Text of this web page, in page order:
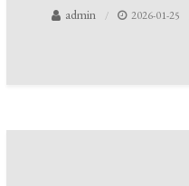
admin 2026-01-25